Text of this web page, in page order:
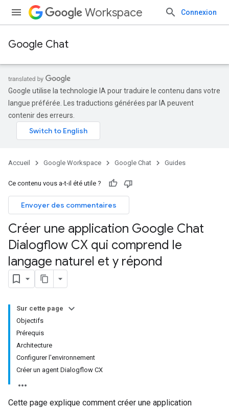
Workspace Connexion
Google Chat
Google utilise la technologie IA pour traduire le contenu dans votre
langue préférée. Les traductions générées par IA peuvent
contenir des erreurs.
Accueil Google Workspace Google Chat Guides
Ce contenu vous a-t-il été utile ?
Envoyer des commentaires
Créer une application Google Chat
Dialogflow CX qui comprend le
langage naturel et y répond
Sur cette page
Objectifs
Prérequis
Architecture
Configurer l'environnement
Créer un agent Dialogflow CX
Cette page explique comment créer une application